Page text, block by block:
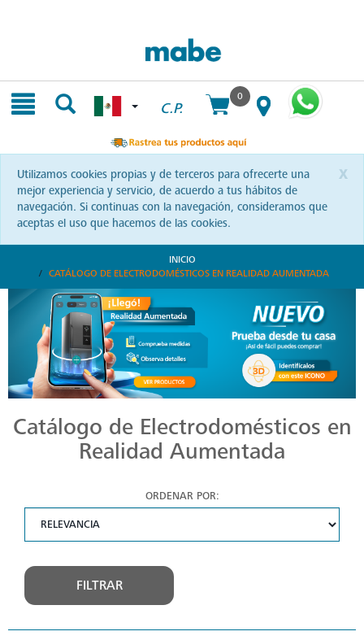
C.P.
0
x
Utilizamos cookies propias y de terceros para ofrecerte una
mejor experiencia y servicio, de acuerdo a tus hábitos de
navegación. Si continuas con la navegación, consideramos que
aceptas el uso que hacemos de las cookies.
INICIO
CATÁLOGO DE ELECTRODOMÉSTICOS EN REALIDAD AUMENTADA
Catálogo de Electrodomésticos en
Realidad Aumentada
ORDENAR POR:
FILTRAR